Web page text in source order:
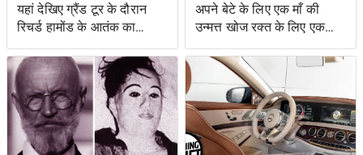
यहां देखिए ग्रैंड टूर के दौरान
रिचर्ड हामोंड के आतंक का
वीडियो
अपने बेटे के लिए एक माँ की
उन्मत्त खोज रक्त के लिए एक
स्वाद के साथ एक बचत किसान
के लिए नेतृत्व की